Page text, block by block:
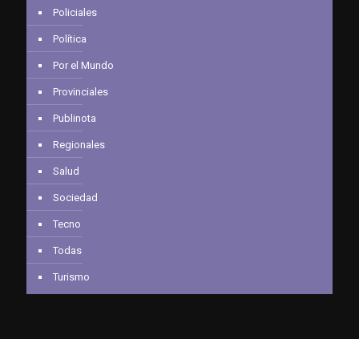
Policiales
Política
Por el Mundo
Provinciales
Publinota
Regionales
Salud
Sociedad
Tecno
Todas
Turismo